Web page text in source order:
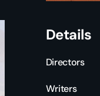
Details
Directors
Writers